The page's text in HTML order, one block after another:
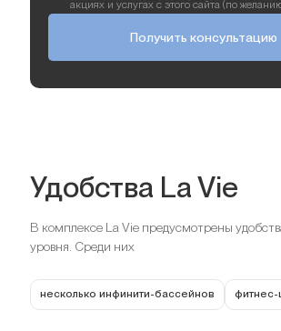
акциях и услугах с этого сайта (по
Получить консультацию
Удобства La Vie
В комплексе La Vie предусмотрены
уровня. Среди них
несколько инфинити-бассейнов фитнес-